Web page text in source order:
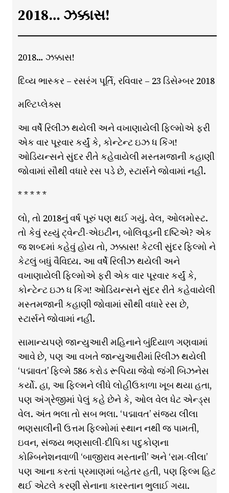
2018… ઝક્કાસ!
2018… ઝક્કાસ!
દિવ્ય ભાસ્કર – રસરંગ પૂર્તિ, રવિવાર – 23 ડિસેમ્બર 2018
મલ્ટિપ્લેક્સ
આ વર્ષે રિલીઝ થયેલી અને વખાણાયેલી ફિલ્મોએ ફરી
એક વાર પૂરવાર કર્યું કે, કોન્ટેન્ટ ઇઝ ધ કિંગ!
ઓડિયન્સને સુંદર રીતે કહેવાયેલી મસ્તમજાની કહાણી
જોવામાં સૌથી વધારે રસ પડે છે, સ્ટાર્સને જોવામાં નહીં.
* * * * *
લો, તો 2018નું વર્ષ પૂરું પણ થઈ ગયું. વેલ, ઓલમોસ્ટ.
તો કેવું રહ્યું ટ્વેન્ટી-એઇટીન, બોલિવૂડની દષ્ટિએ? એક
જ શબ્દમાં કહેવું હોય તો, ઝક્કાસ! કેટલી સુંદર ફિલ્મો ને
કેટલું બધું વૈવિધ્ય. આ વર્ષે રિલીઝ થયેલી અને
વખાણાયેલી ફિલ્મોએ ફરી એક વાર પૂરવાર કર્યું કે,
કોન્ટેન્ટ ઇઝ ધ કિંગ! ઓડિયન્સને સુંદર રીતે કહેવાયેલી
મસ્તમજાની કહાણી જોવામાં સૌથી વધારે રસ છે,
સ્ટાર્સને જોવામાં નહીં.
સામાન્યપણે જાન્યુઆરી મહિનાને બુંદિયાળ ગણવામાં
આવે છે, પણ આ વખતે જાન્યુઆરીમાં રિલીઝ થયેલી
‘પદ્માવત’ ફિલ્મે 586 કરોડ રૂપિયા જેવો જંગી બિઝનેસ
કર્યો. હા, આ ફિલ્મને લીધે લોહીઉકાળા ખૂબ થયા હતા,
પણ અંગ્રેજીમાં પેલું કહે છેને કે, ઓલ વેલ ધેટ એન્ડ્સ
વેલ. અંત ભલા તો સબ ભલા. ‘પદ્માવત’ સંજય લીલા
ભણસાલીની ઉત્તમ ફિલ્મોમાં સ્થાન નથી જ પામતી,
ઇવન, સંજય ભણસાલી-દીપિકા પદુકોણના
કોમ્બિનેશનવાળી ‘બાજીરાવ મસ્તાની’ અને ‘રામ-લીલા’
પણ આના કરતાં પ્રમાણમાં બહેતર હતી, પણ ફિલ્મ હિટ
થઈ એટલે કરણી સેનાના કારસ્તાન ભુલાઈ ગયા.